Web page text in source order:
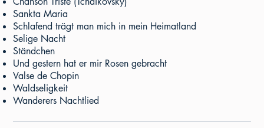
Sankta Maria
Schlafend trägt man mich in mein Heimatland
Selige Nacht
Ständchen
Und gestern hat er mir Rosen gebracht
Valse de Chopin
Waldseligkeit
Wanderers Nachtlied